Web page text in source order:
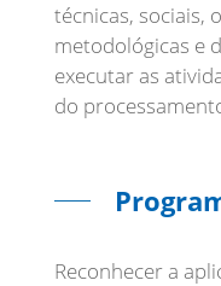
técnicas, sociais,
metodológicas e
executar as
do
Reconhecer a